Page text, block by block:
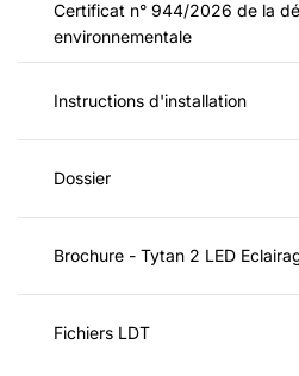
Certificat n° 944/2026 de la
environnementale
Instructions d'installation
Dossier
Brochure - Tytan 2 LED
Fichiers LDT